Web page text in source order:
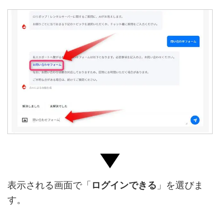
表示される画面で「 ログインできる 」を選びま
す。